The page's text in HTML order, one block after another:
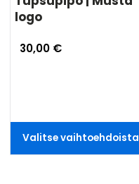
logo
30,00 €
Valitse vaihtoehdoista